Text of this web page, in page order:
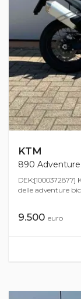
KTM
890 Adventure
DEK:[1000372877]
delle adventure
9.500 euro